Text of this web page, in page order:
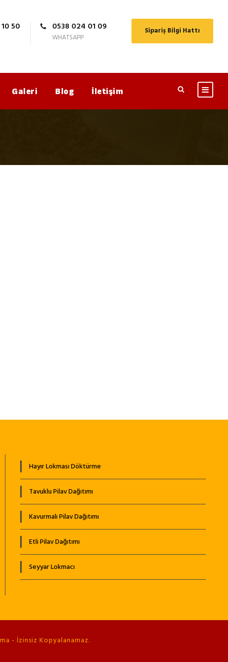
50 0538 024 01 09
WHATSAPP
Sipariş Bilgi Hattı
Galeri Blog İletişim
Hayır Lokması Döktürme
Tavuklu Pilav Dağıtımı
Kavurmalı Pilav Dağıtımı
Etli Pilav Dağıtımı
Seyyar Lokmacı
- İzinsiz Kopyalanamaz.